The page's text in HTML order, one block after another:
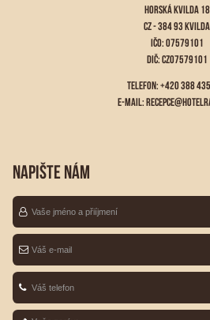
HORSKÁ KVILDA 18
CZ - 384 93 KVILDA
IČO: 07579101
DIČ: CZ07579101
TELEFON: +420 388
E-MAIL:
NAPIŠTE NÁM